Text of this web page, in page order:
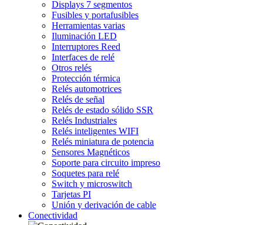
Displays 7 segmentos
Fusibles y portafusibles
Herramientas varias
Iluminación LED
Interruptores Reed
Interfaces de relé
Otros relés
Protección térmica
Relés automotrices
Relés de señal
Relés de estado sólido SSR
Relés Industriales
Relés inteligentes WIFI
Relés miniatura de potencia
Sensores Magnéticos
Soporte para circuito impreso
Soquetes para relé
Switch y microswitch
Tarjetas PI
Unión y derivación de cable
Conectividad